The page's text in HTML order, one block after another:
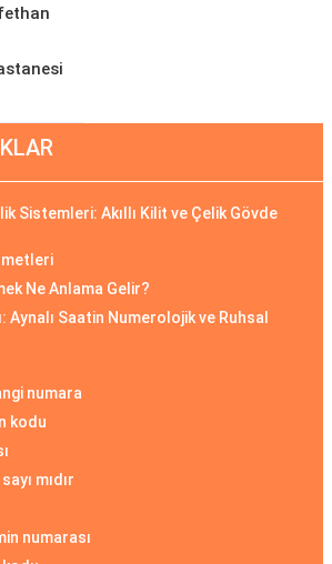
Sistemleri: Akıllı Kilit ve Çelik Gövde
Ne Anlama Gelir?
Aynalı Saatin Numerolojik ve Ruhsal
numara
kodu
mıdır
numarası